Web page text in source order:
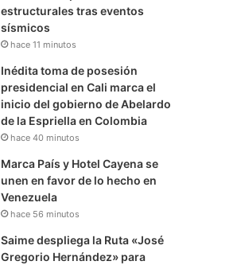
m
estructurales tras eventos
sísmicos
hace 11 minutos
Inédita toma de posesión
presidencial en Cali marca el
inicio del gobierno de Abelardo
de la Espriella en Colombia
hace 40 minutos
Marca País y Hotel Cayena se
unen en favor de lo hecho en
Venezuela
hace 56 minutos
Saime despliega la Ruta «José
Gregorio Hernández» para